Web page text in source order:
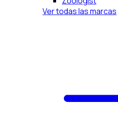
Ver todas las marcas